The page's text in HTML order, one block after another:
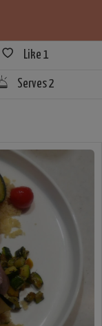
Like 1
Serves 2